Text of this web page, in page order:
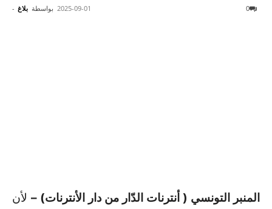
بواسطة بلاغ - 2025-09-01 0
المنبر التونسي ( أنترنات الدّار من دار الأنترنات) – لأن